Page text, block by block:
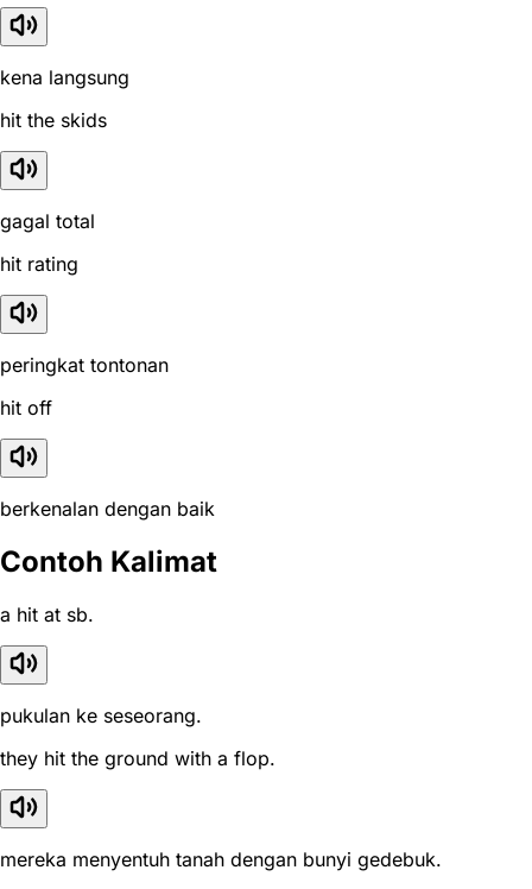
kena langsung
hit the skids
gagal total
hit rating
peringkat tontonan
hit off
berkenalan dengan baik
Contoh Kalimat
a hit at sb.
pukulan ke seseorang.
they hit the ground with a flop.
mereka menyentuh tanah dengan bunyi gedebuk.